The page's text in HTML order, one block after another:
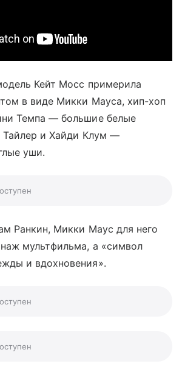
Кейт Мосс примерила
в виде Микки Мауса, хип-хоп
Темпа — большие белые
Тайлер и Хайди Клум —
уши.
Ранкин, Микки Маус для него
мультфильма, а «символ
и вдохновения».